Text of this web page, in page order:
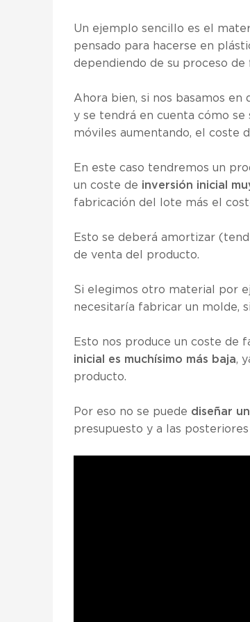
Un ejemplo sencillo es el
pensado para hacerse en
dependiendo de su proceso de
Ahora bien, si nos basamos en
y se tendrá en cuenta cómo
móviles aumentando, el coste
En este caso tendremos un
un coste de inversión inicial
fabricación del lote más el
Esto se deberá amortizar
de venta del producto.
Si elegimos otro material por
necesitaría fabricar un molde,
Esto nos produce un coste de
inicial es muchísimo más baja,
producto.
Por eso no se puede diseñar
presupuesto y a las